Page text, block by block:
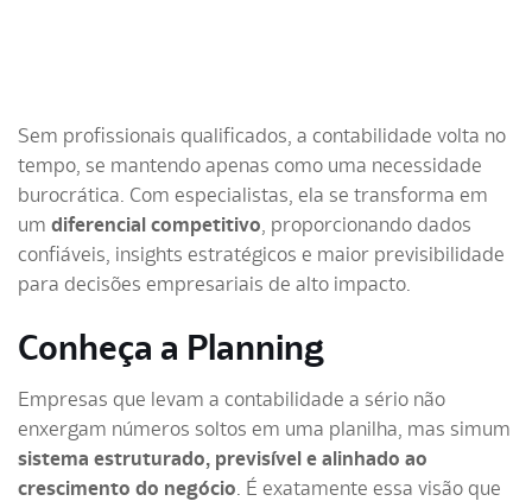
Sem profissionais qualificados, a contabilidade volta no
tempo, se mantendo apenas como uma necessidade
burocrática. Com especialistas, ela se transforma em
um diferencial competitivo , proporcionando dados
confiáveis, insights estratégicos e maior previsibilidade
para decisões empresariais de alto impacto.
Conheça a Planning
Empresas que levam a contabilidade a sério não
enxergam números soltos em uma planilha, mas simum
sistema estruturado, previsível e alinhado ao
crescimento do negócio . É exatamente essa visão que